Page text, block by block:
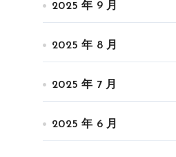
2025 年 9 月
2025 年 8 月
2025 年 7 月
2025 年 6 月